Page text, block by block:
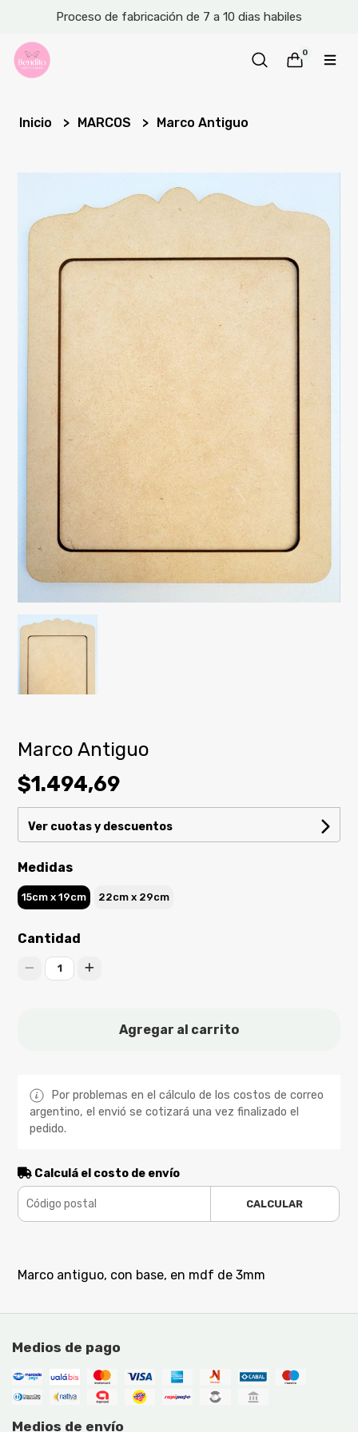
Proceso de fabricación de 7 a 10 dias habiles
0
Inicio MARCOS Marco Antiguo
Marco Antiguo
$1.494,69
Ver cuotas y descuentos
Medidas
15cm x 19cm 22cm x 29cm
Cantidad
1
Agregar al carrito
Por problemas en el cálculo de los costos de correo
argentino, el envió se cotizará una vez finalizado el
pedido.
Calculá el costo de envío
CALCULAR
Marco antiguo, con base, en mdf de 3mm
Medios de pago
Medios de envío